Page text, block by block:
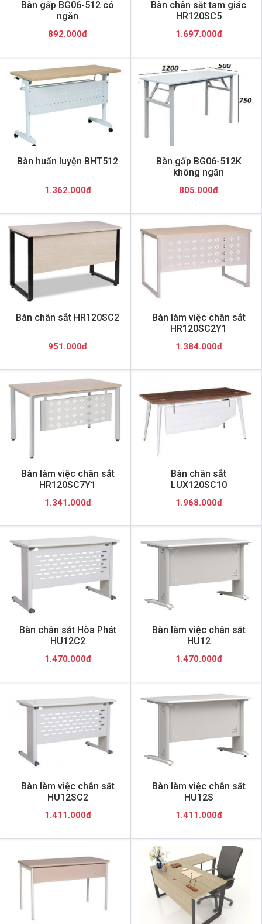
Bàn gấp BG06-512 có
ngăn
892.000đ
Bàn chân sắt tam giác
HR120SC5
1.697.000đ
Bàn huấn luyện BHT512
1.362.000đ
Bàn gấp BG06-512K
không ngăn
805.000đ
Bàn chân sắt HR120SC2
951.000đ
Bàn làm việc chân sắt
HR120SC2Y1
1.384.000đ
Bàn làm việc chân sắt
HR120SC7Y1
1.341.000đ
Bàn chân sắt
LUX120SC10
1.968.000đ
Bàn chân sắt Hòa Phát
HU12C2
1.470.000đ
Bàn làm việc chân sắt
HU12
1.470.000đ
Bàn làm việc chân sắt
HU12SC2
1.411.000đ
Bàn làm việc chân sắt
HU12S
1.411.000đ